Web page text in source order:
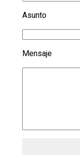
Asunto
Mensaje